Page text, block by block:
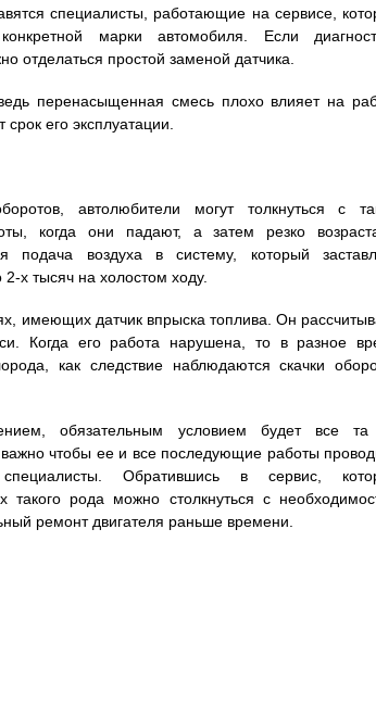
специалисты, работающие на сервисе,
марки автомобиля. Если
отделаться простой заменой датчика.
перенасыщенная смесь плохо влияет на
его эксплуатации.
автолюбители могут толкнуться с
когда они падают, а затем резко
подача воздуха в систему, который
2-х тысяч на холостом ходу.
имеющих датчик впрыска топлива. Он
Когда его работа нарушена, то в разное
как следствие наблюдаются скачки
обязательным условием будет все
чтобы ее и все последующие работы
Обратившись в сервис,
такого рода можно столкнуться с
ремонт двигателя раньше времени.